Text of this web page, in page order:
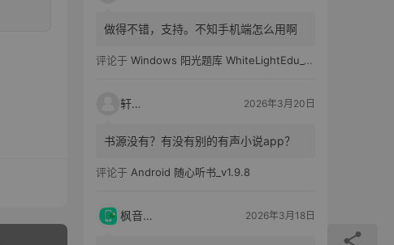
做得不错，支持。不知手机端怎么用啊
评论于 Windows 阳光题库 WhiteLightEdu_v2.0.0
轩爸 2026年3月20日
书源没有？有没有别的有声小说app？
评论于 Android 随心听书_v1.9.8
枫音应用 2026年3月18日